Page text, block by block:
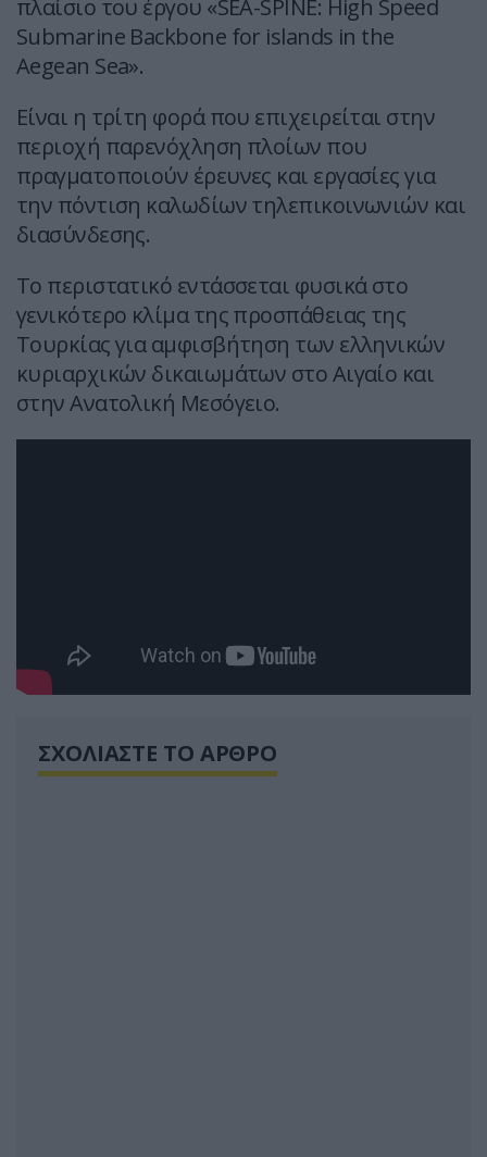
πλαίσιο του έργου «SEA-SPINE: High Speed
Submarine Backbone for islands in the
Aegean Sea».
Είναι η τρίτη φορά που επιχειρείται στην
περιοχή παρενόχληση πλοίων που
πραγματοποιούν έρευνες και εργασίες για
την πόντιση καλωδίων τηλεπικοινωνιών και
διασύνδεσης.
Το περιστατικό εντάσσεται φυσικά στο
γενικότερο κλίμα της προσπάθειας της
Τουρκίας για αμφισβήτηση των ελληνικών
κυριαρχικών δικαιωμάτων στο Αιγαίο και
στην Ανατολική Μεσόγειο.
ΣΧΟΛΙΑΣΤΕ ΤΟ ΑΡΘΡΟ